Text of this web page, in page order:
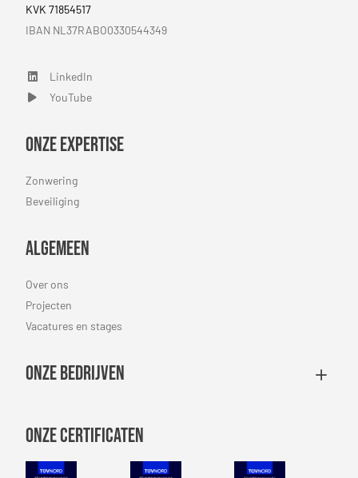
KVK 71854517
IBAN NL37RABO0330544349
LinkedIn
LinkedIn
YouTube
YouTube
Onze expertise
Zonwering
Beveiliging
Algemeen
Over ons
Projecten
Vacatures en stages
Onze bedrijven
Onze certificaten
VCA Petrochemie NEN-EN-ISO 9001